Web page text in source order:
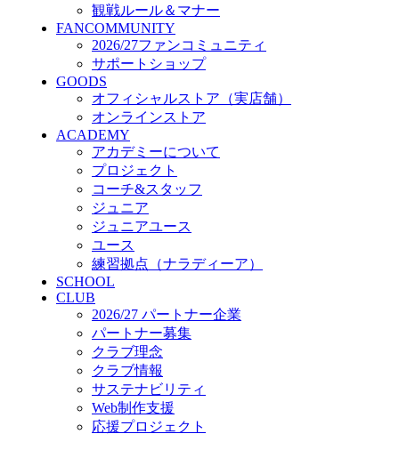
パートナー募集
クラブ理念
クラブ情報
サステナビリティ
Web制作支援
応援プロジェクト
観戦ルール＆マナー
FANCOMMUNITY
2026/27ファンコミュニティ
サポートショップ
GOODS
オフィシャルストア（実店舗）
オンラインストア
ACADEMY
アカデミーについて
プロジェクト
コーチ&スタッフ
ジュニア
ジュニアユース
ユース
練習拠点（ナラディーア）
SCHOOL
CLUB
2026/27 パートナー企業
パートナー募集
クラブ理念
クラブ情報
サステナビリティ
Web制作支援
応援プロジェクト